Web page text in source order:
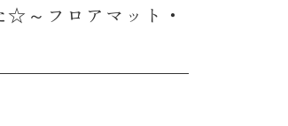
～フロアマット・